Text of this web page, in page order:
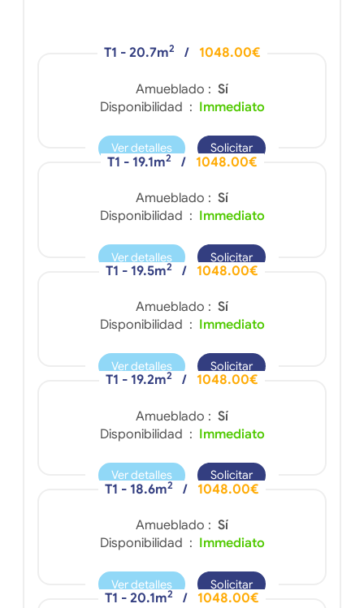
T1 - 20.7m2 / 1048.00€
Amueblado : Sí
Disponibilidad : Immediato
Ver detalles Solicitar
T1 - 19.1m2 / 1048.00€
Amueblado : Sí
Disponibilidad : Immediato
Ver detalles Solicitar
T1 - 19.5m2 / 1048.00€
Amueblado : Sí
Disponibilidad : Immediato
Ver detalles Solicitar
T1 - 19.2m2 / 1048.00€
Amueblado : Sí
Disponibilidad : Immediato
Ver detalles Solicitar
T1 - 18.6m2 / 1048.00€
Amueblado : Sí
Disponibilidad : Immediato
Ver detalles Solicitar
T1 - 20.1m2 / 1048.00€